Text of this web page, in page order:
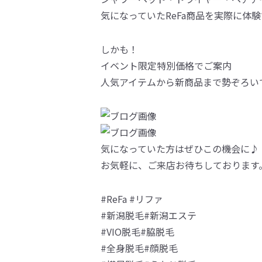
気になっていたReFa商品を実際に体
しかも！
イベント限定特別価格でご案内
人気アイテムから新商品まで勢ぞろ
気になっていた方はぜひこの機会に♪
お気軽に、ご来店お待ちしております。
#ReFa #リファ
#新潟脱毛#新潟エステ
#VIO脱毛#脇脱毛
#全身脱毛#顔脱毛